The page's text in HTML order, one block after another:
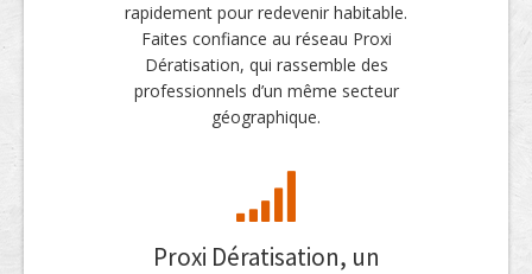
rapidement pour redevenir habitable.
Faites confiance au réseau Proxi
Dératisation, qui rassemble des
professionnels d’un même secteur
géographique.
Proxi Dératisation, un